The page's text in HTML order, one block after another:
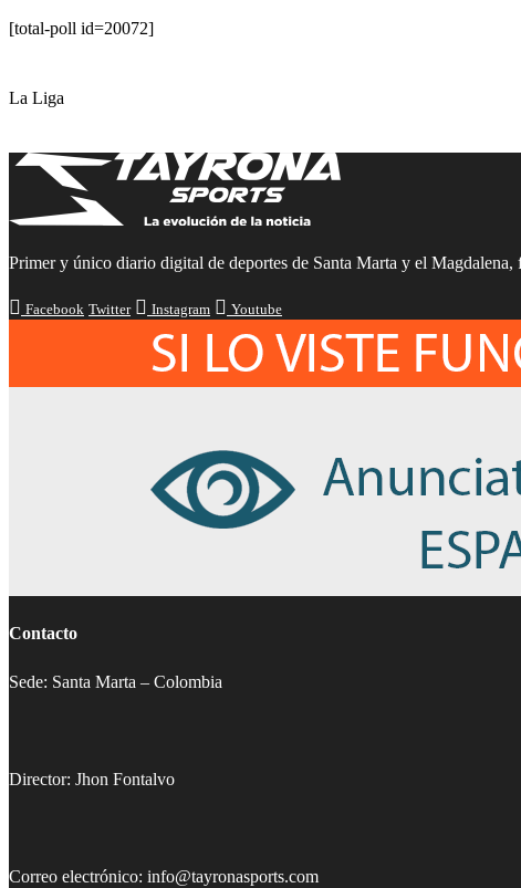
[total-poll id=20072]
La Liga
Primer y único diario digital de deportes de Santa Marta y el
Facebook Twitter Instagram Youtube
Contacto
Sede: Santa Marta – Colombia
Director: Jhon Fontalvo
Correo electrónico: info@tayronasports.com